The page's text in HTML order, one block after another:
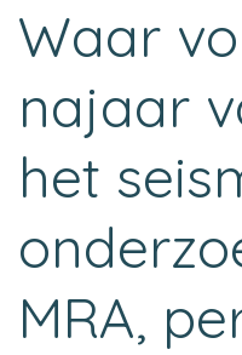
Waar
najaar
het
MRA,